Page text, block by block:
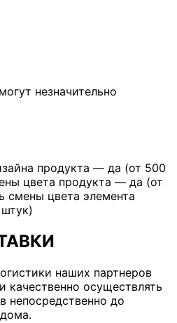
незначительно
продукта — да (от 500
цвета продукта — да (от
смены цвета элемента
наших партнеров
качественно осуществлять
непосредственно до